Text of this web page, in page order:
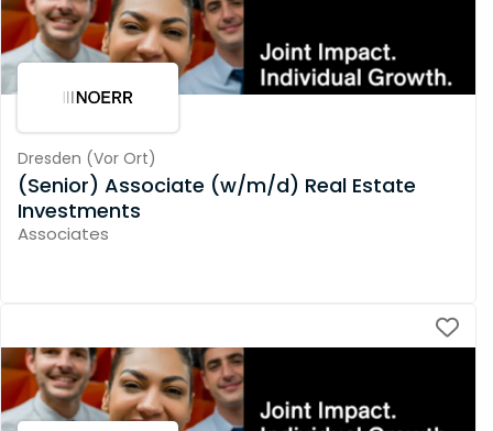
Dresden (Vor Ort)
(Senior) Associate (w/m/d) Real Estate
Investments
Associates